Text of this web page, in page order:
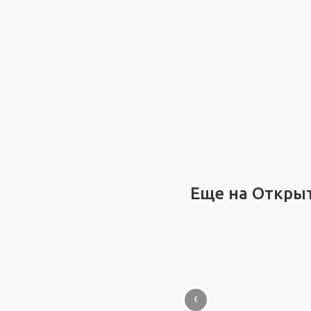
Еще на
‹